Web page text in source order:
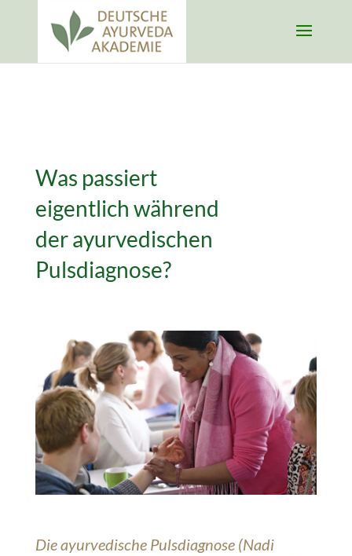
Was passiert
eigentlich während
der ayurvedischen
Pulsdiagnose?
Die ayurvedische Pulsdiagnose (Nadi